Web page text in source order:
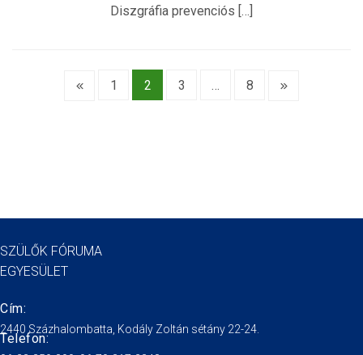
Diszgráfia prevenciós […]
1 2 3 … 8
SZÜLŐK FÓRUMA
EGYESÜLET
Cím:
2440 Százhalombatta, Kodály Zoltán sétány 22-24.
Telefon: